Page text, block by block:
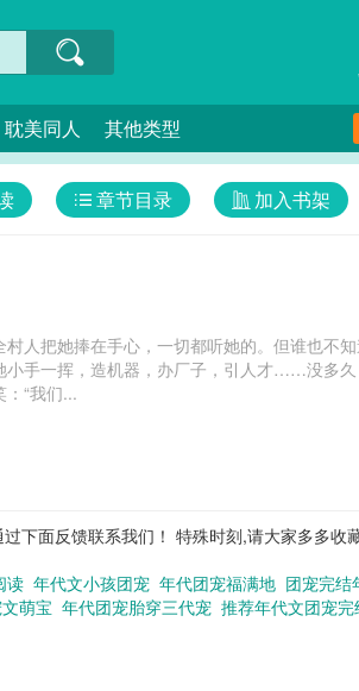
耽美同人 其他类型
加入书架
章节目录
人把她捧在手心，一切都听她的。但谁也不
小手一挥，造机器，办厂子，引人才……没多
“我们...
下面反馈联系我们！ 特殊时刻,请大家多多收
读 年代文小孩团宠 年代团宠福满地 团宠完结
萌宝 年代团宠胎穿三代宠 推荐年代文团宠完